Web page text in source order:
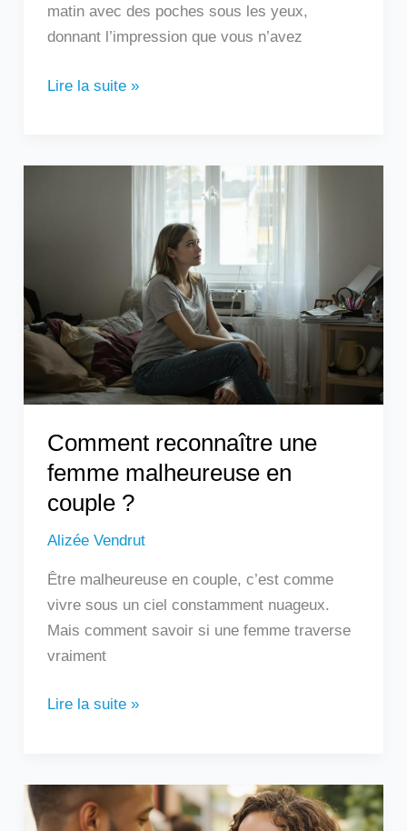
matin avec des poches sous les yeux,
donnant l’impression que vous n’avez
Lire la suite »
Comment reconnaître une
femme malheureuse en
couple ?
Alizée Vendrut
Être malheureuse en couple, c’est comme
vivre sous un ciel constamment nuageux.
Mais comment savoir si une femme traverse
vraiment
couple
Lire la suite »
Un
homme